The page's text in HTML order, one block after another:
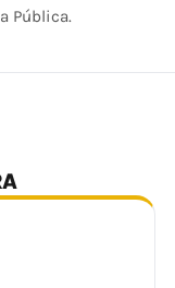
Pública.